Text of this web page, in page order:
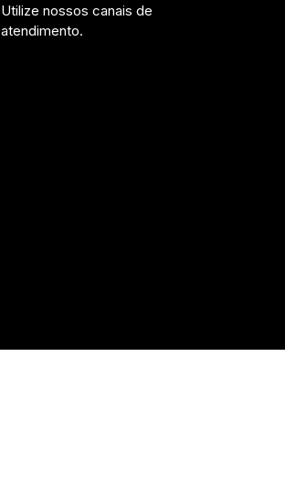
Utilize nossos canais de
atendimento.